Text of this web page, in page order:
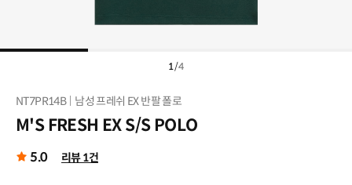
1/4
NT7PR14B 남성 프레쉬 EX 반팔 폴로
M'S FRESH EX S/S POLO
5.0 리뷰 1건